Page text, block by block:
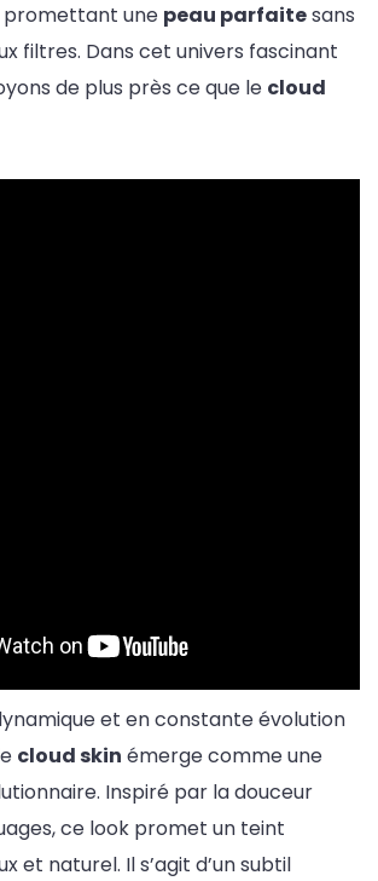
promettant une peau parfaitesans
filtres. Dans cet univers fascinant
de plus près ce que le cloud
et en constante évolution
cloud skin émerge comme une
Inspiré par la douceur
ce look promet un teint
et naturel. Il s’agit d’un subtil